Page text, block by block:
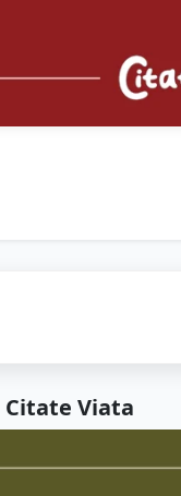
Citate Viata